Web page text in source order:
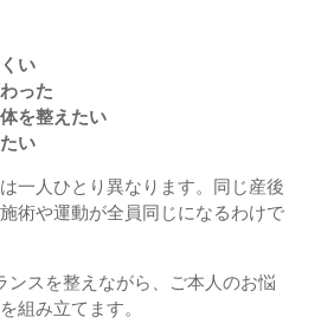
い
った
を整えたい
い
一人ひとり異なります。同じ産後
術や運動が全員同じになるわけで
ンスを整えながら、ご本人のお悩
組み立てます。